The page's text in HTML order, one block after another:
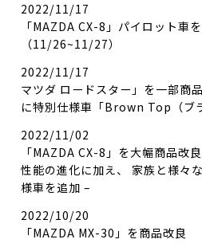
2022/11/17
「MAZDA CX-8」パイロット車
（11/26~11/27）
2022/11/17
マツダ ロードスター」を一部商
に特別仕様車「Brown Top（ブ
2022/11/02
「MAZDA CX-8」を大幅商品改
性能の進化に加え、 家族と様々
様車を追加 –
2022/10/20
「MAZDA MX-30」を商品改良